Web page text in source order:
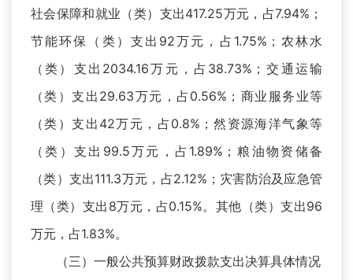
社会保障和就业（类）支出417.25万元，占7.94%；
节能环保（类）支出92万元，占1.75%；农林水
（类）支出2034.16万元，占38.73%；交通运输
（类）支出29.63万元，占0.56%；商业服务业等
（类）支出42万元，占0.8%；然资源海洋气象等
（类）支出99.5万元，占1.89%；粮油物资储备
（类）支出111.3万元，占2.12%；灾害防治及应急管
理（类）支出8万元，占0.15%。其他（类）支出96
万元，占1.83%。
（三）一般公共预算财政拨款支出决算具体情况